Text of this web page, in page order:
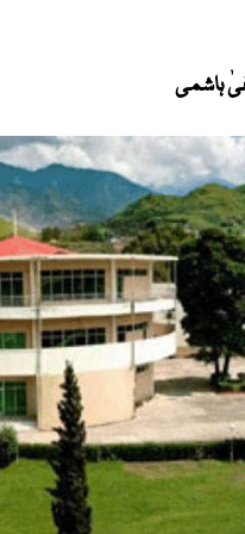
ہاشمی